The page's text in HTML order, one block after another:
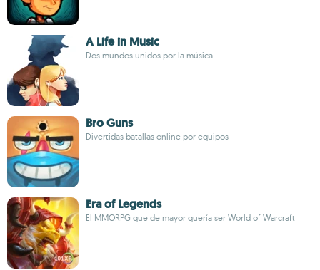
A Life in Music
Dos mundos unidos por la música
Bro Guns
Divertidas batallas online por equipos
Era of Legends
El MMORPG que de mayor quería ser World of Warcraft